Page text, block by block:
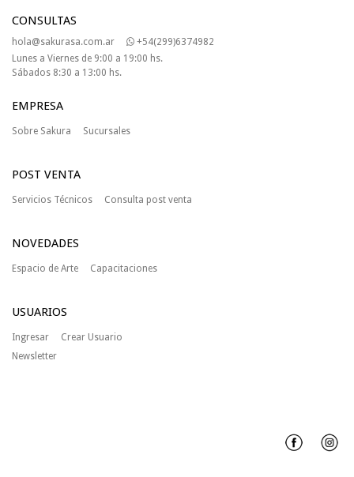
CONSULTAS
hola@sakurasa.com.ar
+54(299)6374982
Lunes a Viernes de 9:00 a 19:00 hs.
Sábados 8:30 a 13:00 hs.
EMPRESA
Sobre Sakura Sucursales
POST VENTA
Servicios Técnicos Consulta post venta
NOVEDADES
Espacio de Arte Capacitaciones
USUARIOS
Ingresar
Crear Usuario
Newsletter